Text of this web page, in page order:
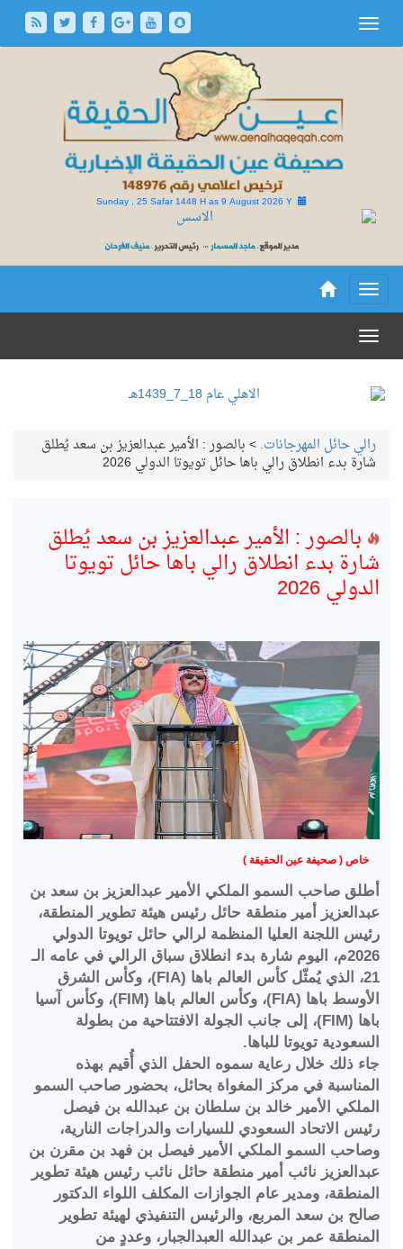
Sunday , 25 Safar 1448 H as9 August 2026 Y
رالي حائل المهرجانات.>بالصور : الأمير عبدالعزيز بن سعد يُطلق
شارة بدء انطلاق رالي باها حائل تويوتا الدولي 2026
بالصور : الأمير عبدالعزيز بن سعد يُطلق
شارة بدء انطلاق رالي باها حائل تويوتا
الدولي 2026
خاص ( صحيفة عين الحقيقة )
أطلق صاحب السمو الملكي الأمير عبدالعزيز بن سعد بن
عبدالعزيز أمير منطقة حائل رئيس هيئة تطوير المنطقة،
رئيس اللجنة العليا المنظمة لرالي حائل تويوتا الدولي
2026م، اليوم شارة بدء انطلاق سباق الرالي في عامه الـ
21، الذي يُمثّل كأس العالم باها (FIA)، وكأس الشرق
الأوسط باها (FIA)، وكأس العالم باها (FIM)، وكأس آسيا
باها (FIM)، إلى جانب الجولة الافتتاحية من بطولة
السعودية تويوتا للباها.
جاء ذلك خلال رعاية سموه الحفل الذي أُقيم بهذه
المناسبة في مركز المغواة بحائل، بحضور صاحب السمو
الملكي الأمير خالد بن سلطان بن عبدالله بن فيصل
رئيس الاتحاد السعودي للسيارات والدراجات النارية،
وصاحب السمو الملكي الأمير فيصل بن فهد بن مقرن بن
عبدالعزيز نائب أمير منطقة حائل نائب رئيس هيئة تطوير
المنطقة، ومدير عام الجوازات المكلف اللواء الدكتور
صالح بن سعد المربع، والرئيس التنفيذي لهيئة تطوير
المنطقة عمر بن عبدالله العبدالجبار، وعددٍ من